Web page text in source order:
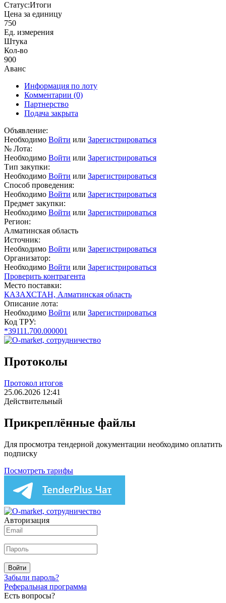
Статус:Итоги
Цена за единицу
750
Ед. измерения
Штука
Кол-во
900
Аванс
Информация по лоту
Комментарии (0)
Партнерство
Подача закрыта
Объявление:
Необходимо Войти или Зарегистрироваться
№ Лота:
Необходимо Войти или Зарегистрироваться
Тип закупки:
Необходимо Войти или Зарегистрироваться
Способ проведения:
Необходимо Войти или Зарегистрироваться
Предмет закупки:
Необходимо Войти или Зарегистрироваться
Регион:
Алматинская область
Источник:
Необходимо Войти или Зарегистрироваться
Организатор:
Необходимо Войти или Зарегистрироваться
Проверить контрагента
Место поставки:
КАЗАХСТАН, Алматинская область
Описание лота:
Необходимо Войти или Зарегистрироваться
Код ТРУ:
*39111.700.000001
Протоколы
Протокол итогов
25.06.2026 12:41
Действительный
Прикреплённые файлы
Для просмотра тендерной документации необходимо оплатить
подписку
Посмотреть тарифы
Авторизация
Войти
Забыли пароль?
Реферальная программа
Есть вопросы?